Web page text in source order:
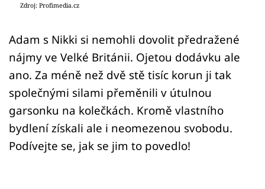
Zdroj: Profimedia.cz
Adam s Nikki si nemohli dovolit předražené
nájmy ve Velké Británii. Ojetou dodávku ale
ano. Za méně než dvě stě tisíc korun ji tak
společnými silami přeměnili v útulnou
garsonku na kolečkách. Kromě vlastního
bydlení získali ale i neomezenou svobodu.
Podívejte se, jak se jim to povedlo!